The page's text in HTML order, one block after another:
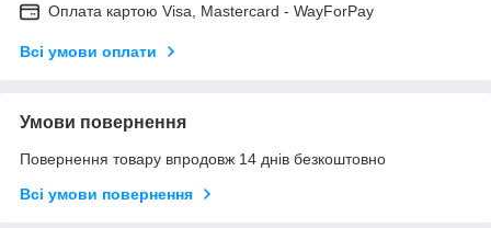
Оплата картою Visa, Mastercard - WayForPay
Всі умови оплати
Умови повернення
Повернення товару впродовж 14 днів безкоштовно
Всі умови повернення